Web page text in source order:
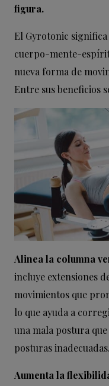
figura.
El Gyrotonic
cuerpo-mente-
nueva forma de
Entre sus beneficios
Alinea la columna
incluye extensiones
movimientos que
lo que ayuda a
una mala postura
posturas inadecuadas.
Aumenta la